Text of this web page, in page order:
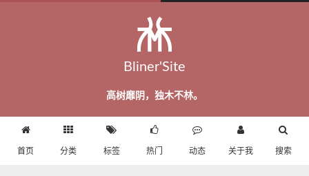
Bliner'Site
高树靡阴，独木不林。
首页 分类 标签 热门 动态 关于我 搜索